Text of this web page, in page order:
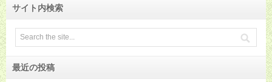
サイト内検索
最近の投稿